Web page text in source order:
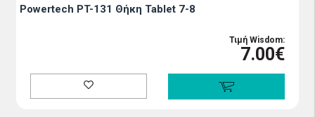
Powertech PT-131 Θήκη Tablet 7-8
Τιμή Wisdom:
7.00€